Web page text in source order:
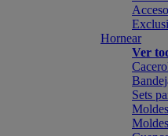
Hornear
Ver
Sets